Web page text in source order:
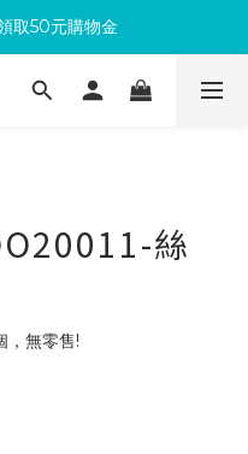
購物金
取50元購物金
購物金
絲
，無零售!